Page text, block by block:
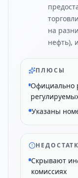
на
нефть),
ПЛЮСЫ
Официально
Указаны
Скрывают
комиссиях